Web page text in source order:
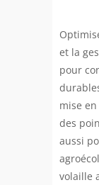
et la
pour
mise
des
aussi
volaille